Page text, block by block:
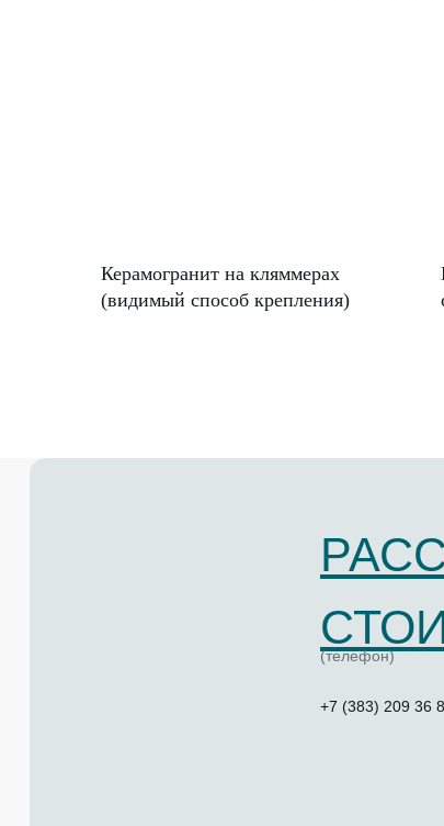
Керамогранит на кляммерах
(видимый способ крепления)
(телефон)
+7 (383) 209 36